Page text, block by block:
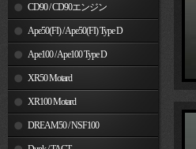
CD90 / CD90エンジン
Ape50(FI) / Ape50(FI) Type D
Ape100 / Ape100 Type D
XR50 Motard
XR100 Motard
DREAM50 / NSF100